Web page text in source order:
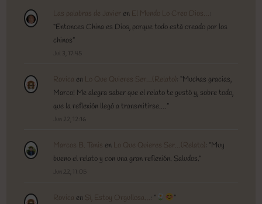
Las palabras de Javier en El Mundo Lo Creo Dios… :
“Entonces China es Dios, porque todo está creado por los
chinos”
Jul 3, 17:45
Rovica en Lo Que Quieres Ser…(Relato) : “Muchas gracias,
Marco! Me alegra saber que el relato te gustó y, sobre todo,
que la reflexión llegó a transmitirse.…”
Jun 22, 12:16
Marcos B. Tanis en Lo Que Quieres Ser…(Relato) : “Muy
bueno el relato y con una gran reflexión. Saludos.”
Jun 22, 11:05
Rovica en Sí, Estoy Orgullosa… : “ ”